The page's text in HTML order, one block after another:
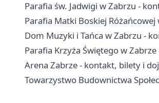
Parafia św. Jadwigi w Zabrzu -
Parafia Matki Boskiej
Dom Muzyki i Tańca w Zabrzu -
Parafia Krzyża Świętego w
Arena Zabrze - kontakt, bilety i
Towarzystwo Budownictwa